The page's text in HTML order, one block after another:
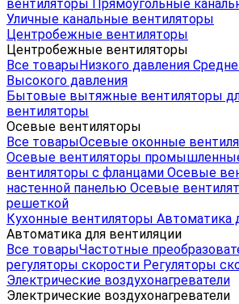
вентиляторы Прямоугольные
Уличные канальные вентиляторы
Центробежные вентиляторы
Центробежные вентиляторы
Все товарыНизкого давления
Высокого давления
Бытовые вытяжные вентиляторы
вентиляторы
Осевые вентиляторы
Все товарыОсевые оконные
Осевые вентиляторы
вентиляторы с фланцами Осевые
настенной панелью Осевые
решеткой
Кухонные вентиляторы Автоматика
Автоматика для вентиляции
Все товарыЧастотные
регуляторы скорости Регуляторы
Электрические воздухонагреватели
Электрические воздухонагреватели